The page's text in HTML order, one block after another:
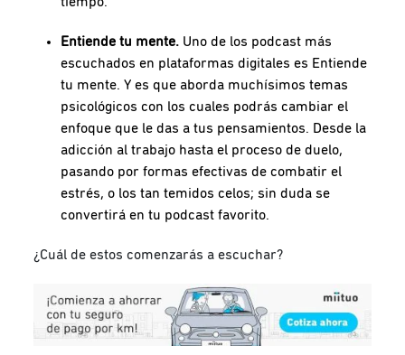
Entiende tu mente. Uno de los podcast más
escuchados en plataformas digitales es Entiende
tu mente. Y es que aborda muchísimos temas
psicológicos con los cuales podrás cambiar el
enfoque que le das a tus pensamientos. Desde la
adicción al trabajo hasta el proceso de duelo,
pasando por formas efectivas de combatir el
estrés, o los tan temidos celos; sin duda se
convertirá en tu podcast favorito.
¿Cuál de estos comenzarás a escuchar?